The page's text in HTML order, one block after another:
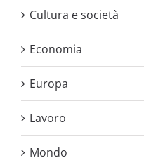
Cultura e società
Economia
Europa
Lavoro
Mondo